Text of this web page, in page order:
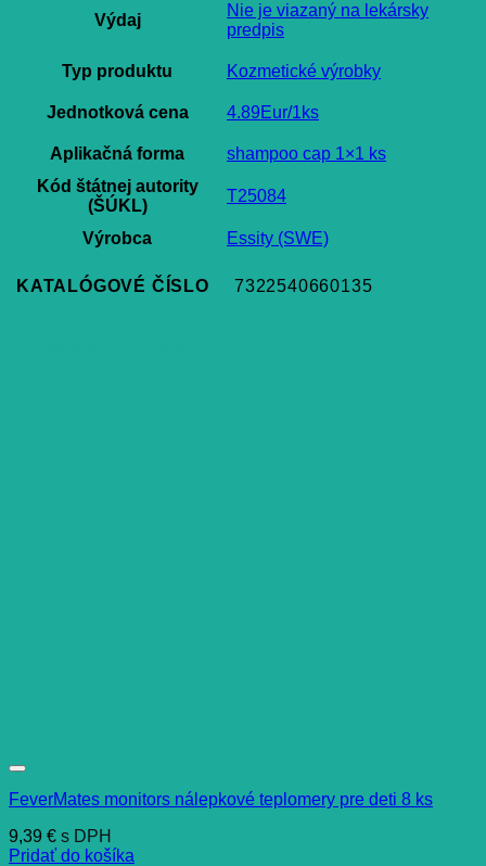
Výdaj
Nie je viazaný na lekársky
predpis
Typ produktu Kozmetické výrobky
Jednotková cena 4.89Eur/1ks
Aplikačná forma
shampoo cap 1×1 ks
Kód štátnej autority
(ŠÚKL)
T25084
Výrobca Essity (SWE)
KATALÓGOVÉ ČÍSLO 7322540660135
FeverMates monitors nálepkové teplomery pre deti 8 ks
9,39 € s DPH
Pridať do košíka